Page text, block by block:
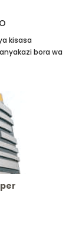
kisasa
bora wa